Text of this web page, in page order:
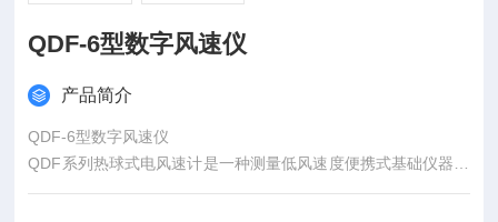
QDF-6型数字风速仪
产品简介
QDF-6型数字风速仪
QDF系列热球式电风速计是一种测量低风速度便携式基础仪器。
广泛应用于采暖、通风、空气调节、气象、农业、冷藏、干燥、